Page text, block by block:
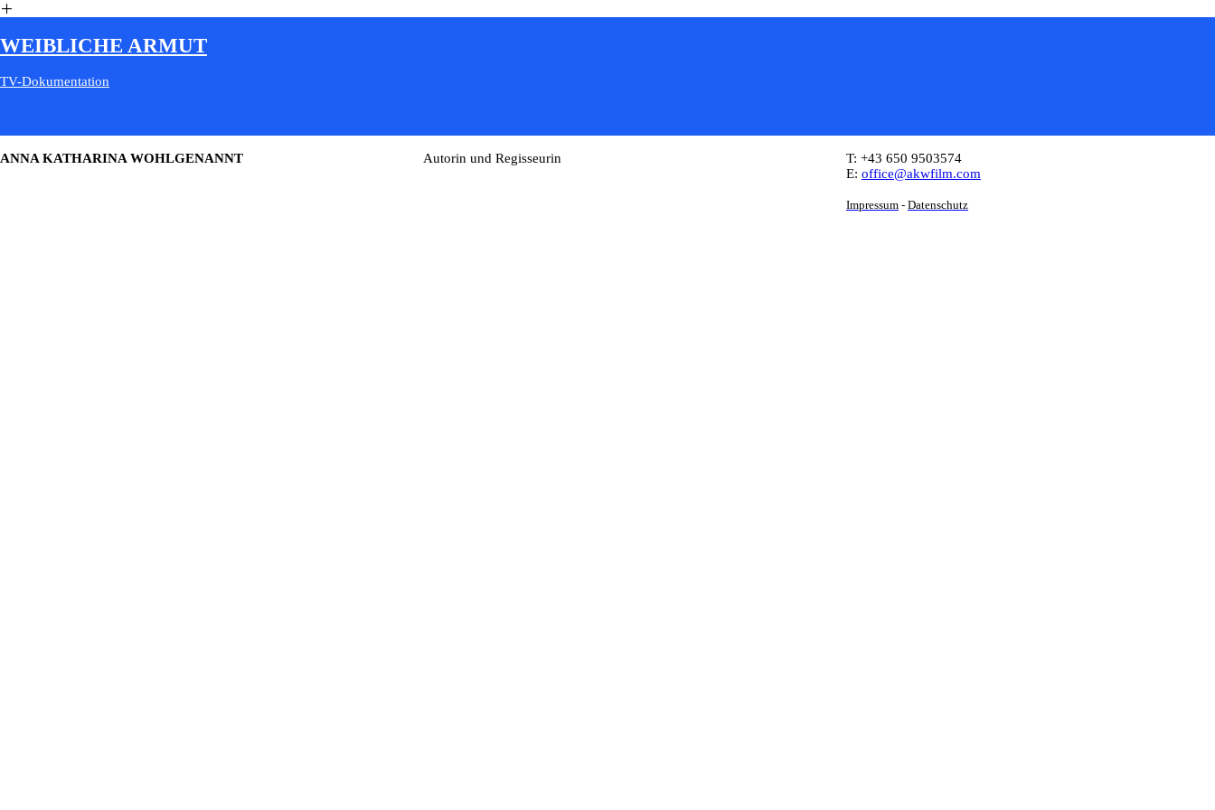
︎
WEIBLICHE ARMUT
TV-Dokumentation
ANNA KATHARINA WOHLGENANNT Autorin und Regisseurin
T: +43 650 9503574
E: office@akwfilm.com
Impressum- Datenschutz